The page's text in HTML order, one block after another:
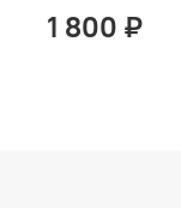
1 800 ₽